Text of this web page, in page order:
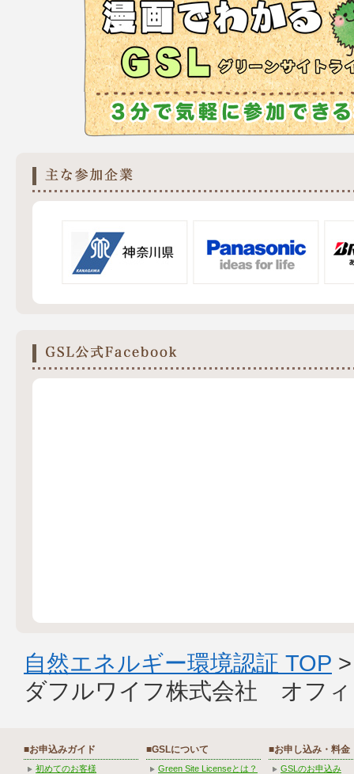
自然エネルギー環境認証 TOP
ダフルワイフ株式会社 オフ
■お申込みガイド
初めてのお客様
■GSLについて
Green Site Licenseとは？
■お申し込み・料金
GSLのお申込み